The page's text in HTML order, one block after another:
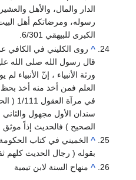
الدار والمال، والأهل
الكبرى للبيهقي 6/301.
^ روى الكليني في الكافي
قال رسول الله صلى الله
ورثة الأنبياء ، إنّ الأنبياء
في
سندان الأول مجهول
الصحيح ) فالحديث إذاً موثق
^ الخميني في كتاب
بقوله ( رجال الحديث كلهم
^ منهاح السنة لابن تيمية